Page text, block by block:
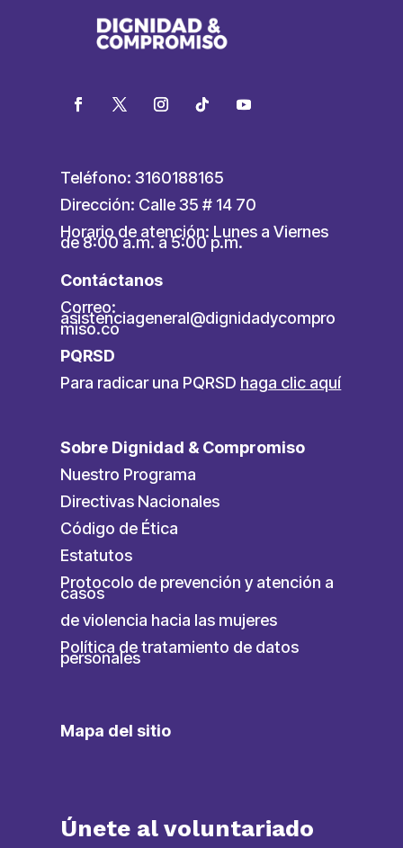
Teléfono: 3160188165
Dirección: Calle 35 # 14 70
Horario de atención: Lunes a Viernes
de 8:00 a.m. a 5:00 p.m.
Contáctanos
Correo:
asistenciageneral@dignidadycompro
miso.co
PQRSD
Para radicar una PQRSD haga clic aquí
Sobre Dignidad & Compromiso
Nuestro Programa
Directivas Nacionales
Código de Ética
Estatutos
Protocolo de prevención y atención a
casos
de violencia hacia las mujeres
Política de tratamiento de datos
personales
Mapa del sitio
Únete al voluntariado